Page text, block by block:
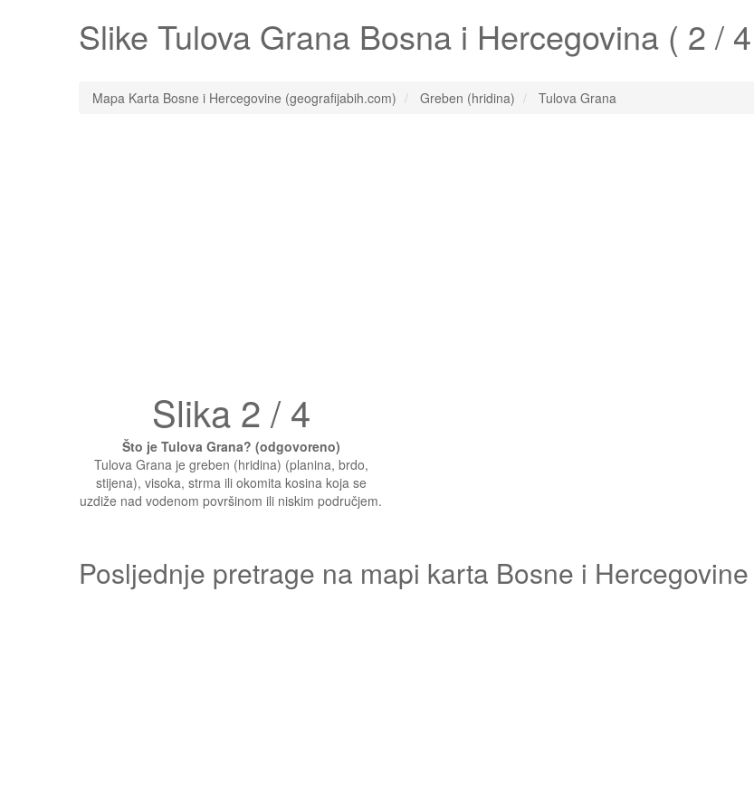
Slike Tulova Grana Bosna i Hercegovina ( 2 /
Mapa Karta Bosne i Hercegovine (geografijabih.com) Greben (hridina) Tulova Grana
Slika 2 / 4
Što je Tulova Grana? (odgovoreno)
Tulova Grana je greben (hridina) (planina, brdo,
stijena), visoka, strma ili okomita kosina koja se
uzdiže nad vodenom površinom ili niskim područjem.
Posljednje pretrage na mapi karta Bosne i Hercegovine